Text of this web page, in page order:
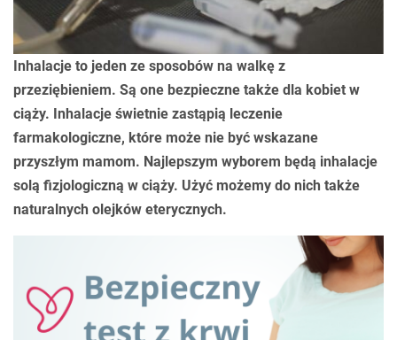
Inhalacje to jeden ze sposobów na walkę z
przeziębieniem. Są one bezpieczne także dla kobiet w
ciąży. Inhalacje świetnie zastąpią leczenie
farmakologiczne, które może nie być wskazane
przyszłym mamom. Najlepszym wyborem będą inhalacje
solą fizjologiczną w ciąży. Użyć możemy do nich także
naturalnych olejków eterycznych.